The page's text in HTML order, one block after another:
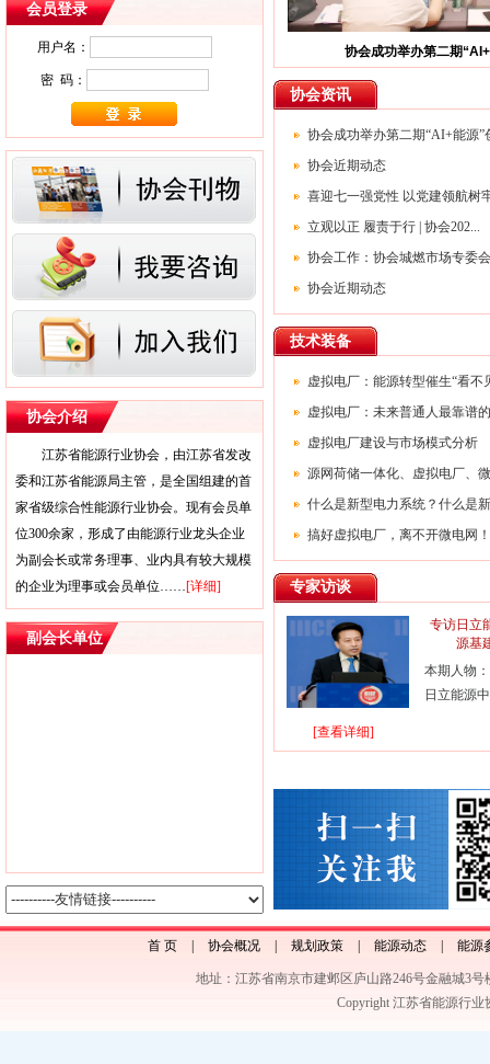
[07-10]关于印发2026年第一批江苏省能
源行业协会标准制定计划的通知
[07-06]关于召开第二次江苏省能源行业
协会 能源科学技术进步奖宣贯视频会的
通知
会员登录
用户名：
密 码：
协会介绍
江苏省能源行业协会，由江苏省发改
委和江苏省能源局主管，是全国组建的首
家省级综合性能源行业协会。现有会员单
位300余家，形成了由能源行业龙头企业
为副会长或常务理事、业内具有较大规模
的企业为理事或会员单位……[详细]
副会长单位
协会资讯
协会成功举办第二期“AI+能源”
协会近期动态
喜迎七一强党性 以党建领航树
立观以正 履责于行 | 协会202...
协会工作：协会城燃市场专委
协会近期动态
技术装备
虚拟电厂：能源转型催生“看不
虚拟电厂：未来普通人最靠谱
虚拟电厂建设与市场模式分析
源网荷储一体化、虚拟电厂、
什么是新型电力系统？什么是
搞好虚拟电厂，离不开微电网！
专家访谈
专访日立
源基
本期人物：
日立能源
[查看详细]
首 页 协会概况 规划政策 能源动态 能源
地址：江苏省南京市建邺区庐山路246号金融城3号
Copyright 江苏省能源行业